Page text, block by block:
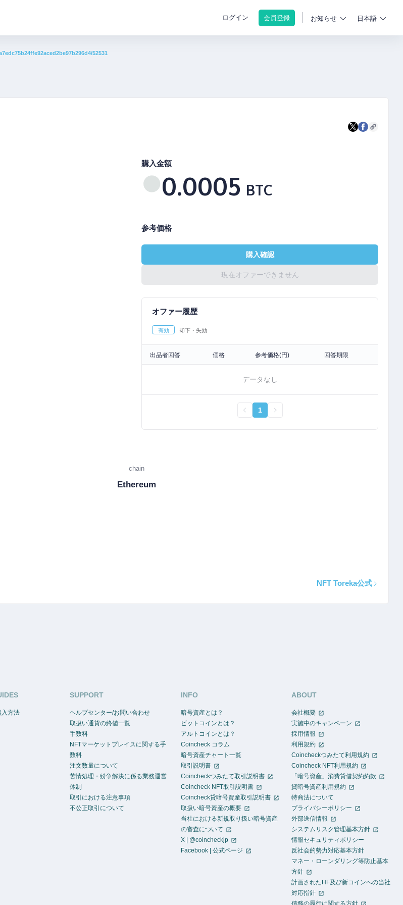
ログイン 会員登録 お知らせ 日本語
52531
購入金額
0.0005 BTC
参考価格
購入確認
現在オファーできません
オファー履歴
有効 却下・失効
出品者回答 価格 参考価格(円) 回答期限
データなし
1
chain
Ethereum
NFT Toreka公式
入方法
SUPPORT
ヘルプセンター/お問い合わせ
取扱い通貨の終値一覧
手数料
NFTマーケットプレイスに関する手
数料
注文数量について
苦情処理・紛争解決に係る業務運営
体制
取引における注意事項
不公正取引について
INFO
暗号資産とは？
ビットコインとは？
アルトコインとは？
Coincheck コラム
暗号資産チャート一覧
取引説明書
Coincheckつみたて取引説明書
Coincheck NFT取引説明書
Coincheck貸暗号資産取引説明書
取扱い暗号資産の概要
当社における新規取り扱い暗号資産
の審査について
X | @coincheckjp
Facebook | 公式ページ
ABOUT
会社概要
実施中のキャンペーン
採用情報
利用規約
Coincheckつみたて利用規約
Coincheck NFT利用規約
「暗号資産」消費貸借契約約款
貸暗号資産利用規約
特商法について
プライバシーポリシー
外部送信情報
システムリスク管理基本方針
情報セキュリティポリシー
反社会的勢力対応基本方針
マネー・ローンダリング等防止基本
方針
計画されたHF及び新コインへの当社
対応指針
債務の履行に関する方針